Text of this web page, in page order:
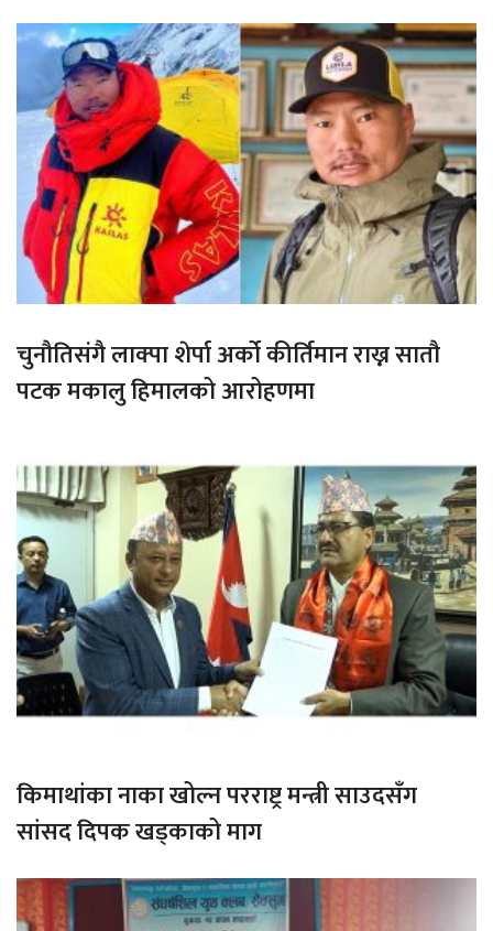
चुनौतिसंगै लाक्पा शेर्पा अर्को कीर्तिमान राख्न सातौ
पटक मकालु हिमालको आरोहणमा
किमाथांका नाका खोल्न परराष्ट्र मन्त्री साउदसँग
सांसद दिपक खड्काको माग